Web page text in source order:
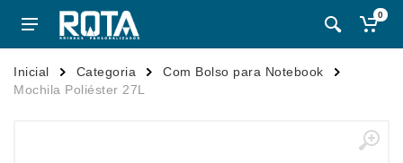
0
Inicial Categoria
Com Bolso para Notebook
Mochila Poliéster 27L